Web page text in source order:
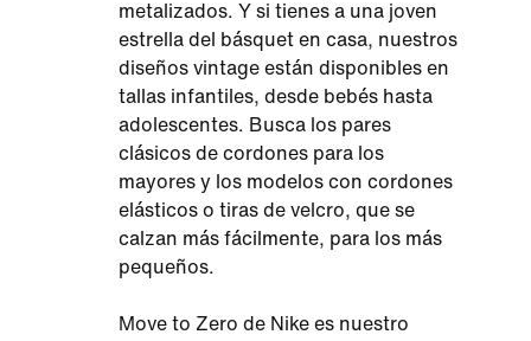
metalizados. Y si tienes a una joven
estrella del básquet en casa, nuestros
diseños vintage están disponibles en
tallas infantiles, desde bebés hasta
adolescentes. Busca los pares
clásicos de cordones para los
mayores y los modelos con cordones
elásticos o tiras de velcro, que se
calzan más fácilmente, para los más
pequeños.
Move to Zero de Nike es nuestro